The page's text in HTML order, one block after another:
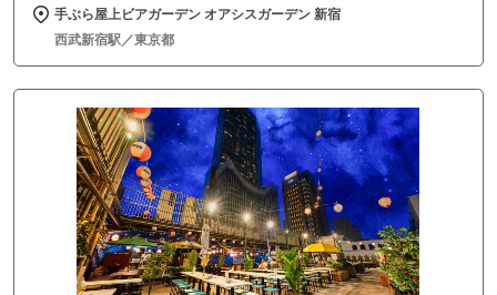
手ぶら屋上ビアガーデン オアシスガーデン 新宿
西武新宿駅／東京都